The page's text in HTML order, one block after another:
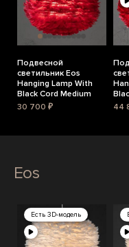
Подвесной
светильник Eos
Hanging Lamp With
Black Cord Medium
30 700 ₽
44
Eos
Есть 3D-модель